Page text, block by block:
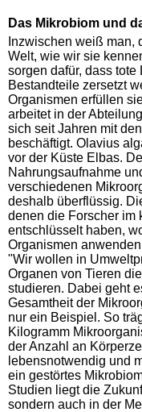
Das Mikrobiom und
Inzwischen weiß man,
Welt, wie wir sie
sorgen dafür, dass
Bestandteile zersetzt
Organismen erfüllen
arbeitet in der
sich seit Jahren mit
beschäftigt. Olavius
vor der Küste Elbas.
Nahrungsaufnahme
verschiedenen
deshalb überflüssig.
denen die Forscher im
entschlüsselt haben,
Organismen
"Wir wollen in
Organen von Tieren
studieren. Dabei geht
Gesamtheit der
nur ein Beispiel. So
Kilogramm
der Anzahl an
lebensnotwendig und
ein gestörtes
Studien liegt die
sondern auch in der